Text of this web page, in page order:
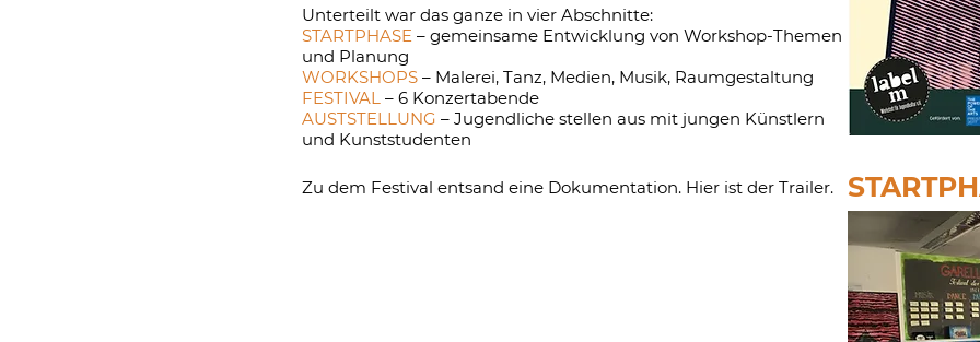
Unterteilt war das ganze in vier Abschnitte:
STARTPHASE – gemeinsame Entwicklung von Workshop-Themen
und Planung
WORKSHOPS – Malerei, Tanz, Medien, Musik, Raumgestaltung
FESTIVAL – 6 Konzertabende
AUSTSTELLUNG – Jugendliche stellen aus mit jungen Künstlern
und Kunststudenten
Zu dem Festival entsand eine Dokumentation. Hier ist der Trailer.